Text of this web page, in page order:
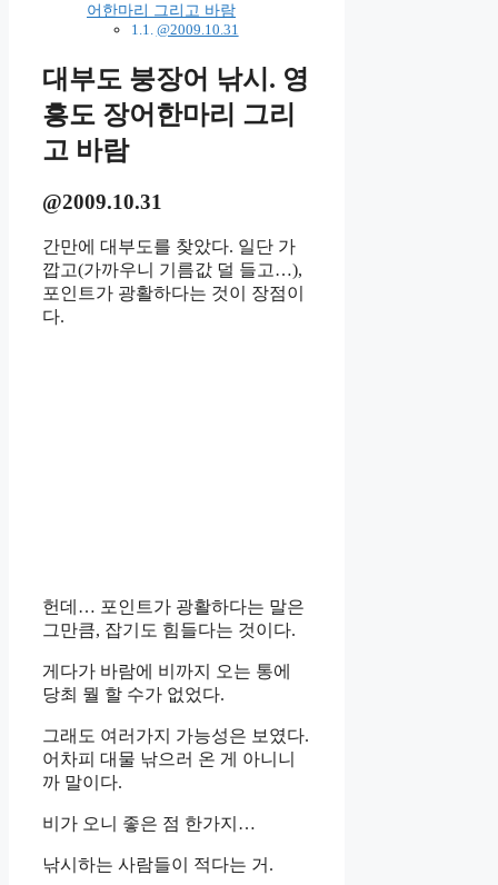
어한마리 그리고 바람
@2009.10.31
대부도 붕장어 낚시. 영
흥도 장어한마리 그리
고 바람
@2009.10.31
간만에 대부도를 찾았다. 일단 가
깝고(가까우니 기름값 덜 들고…),
포인트가 광활하다는 것이 장점이
다.
헌데… 포인트가 광활하다는 말은
그만큼, 잡기도 힘들다는 것이다.
게다가 바람에 비까지 오는 통에
당최 뭘 할 수가 없었다.
그래도 여러가지 가능성은 보였다.
어차피 대물 낚으러 온 게 아니니
까 말이다.
비가 오니 좋은 점 한가지…
낚시하는 사람들이 적다는 거.